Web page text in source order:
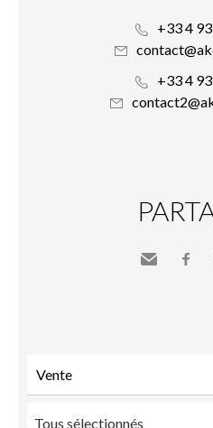
+33 4
+33 4
Tous sélectionnés